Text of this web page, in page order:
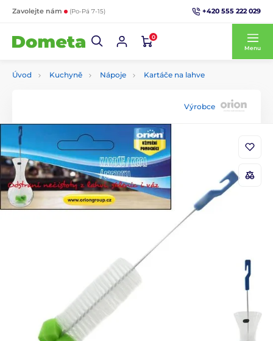
Zavolejte nám (Po-Pá 7-15) +420 555 222 029
0
Menu
Úvod Kuchyně Nápoje Kartáče na lahve
Výrobce